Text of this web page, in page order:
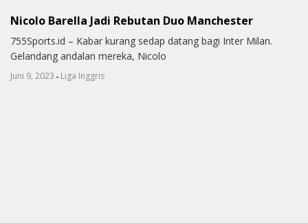
Nicolo Barella Jadi Rebutan Duo Manchester
755Sports.id – Kabar kurang sedap datang bagi Inter Milan.
Gelandang andalan mereka, Nicolo
Juni 9, 2023 - Liga Inggris